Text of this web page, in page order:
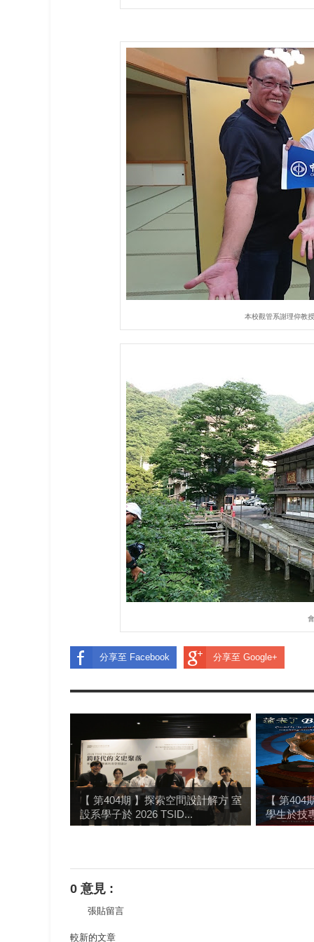
本校觀管系謝理仰教
分享至 Facebook 分享至 Google+
【 第404期 】探索空間設計解方 室
設系學子於 2026 TSID...
【 第404
學生於技
0 意見 :
張貼留言
較新的文章